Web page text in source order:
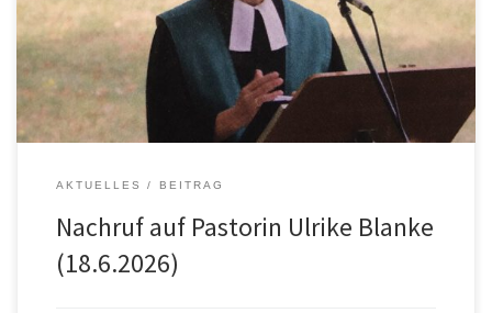
Frau Blanke war nicht nur eine engagierte Seelsorgerin, sondern
auch eine eindrucksvolle Persönlichkeit unseres Ortes. Mit ihrer
offenen, zugewandten Art, ihrem unermüdlichen […]
AKTUELLES BEITRAG
Nachruf auf Pastorin Ulrike Blanke
(18.6.2026)